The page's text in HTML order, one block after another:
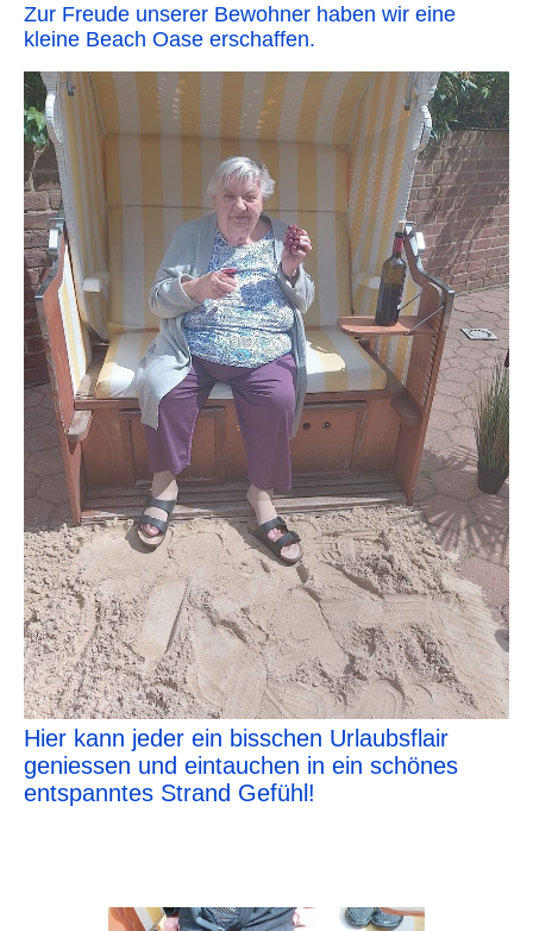
Zur Freude unserer Bewohner haben wir eine
kleine Beach Oase erschaffen.
Hier kann jeder ein bisschen Urlaubsflair
geniessen und eintauchen in ein schönes
entspanntes Strand Gefühl!